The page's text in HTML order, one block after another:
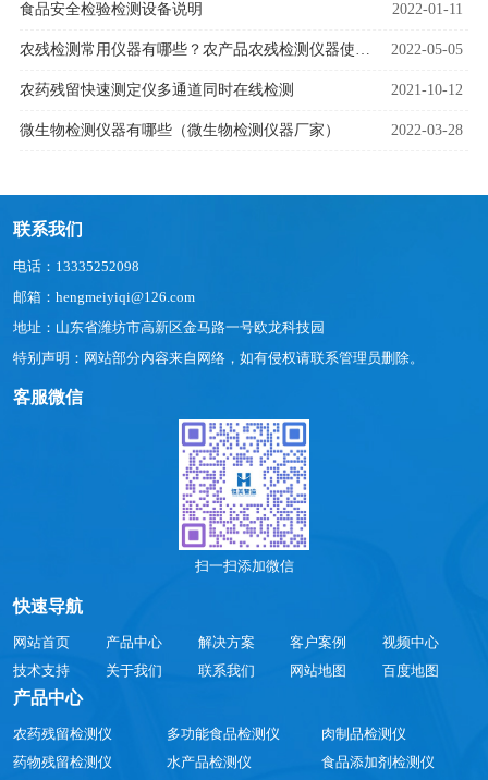
食品安全检验检测设备说明 2022-01-11
农残检测常用仪器有哪些？农产品农残检测仪器使用技巧 2022-05-05
农药残留快速测定仪多通道同时在线检测 2021-10-12
微生物检测仪器有哪些（微生物检测仪器厂家） 2022-03-28
联系我们
电话：13335252098
邮箱：hengmeiyiqi@126.com
地址：山东省潍坊市高新区金马路一号欧龙科技园
特别声明：网站部分内容来自网络，如有侵权请联系管理员删除。
客服微信
扫一扫添加微信
快速导航
网站首页 产品中心 解决方案 客户案例
视频中心
技术支持
关于我们 联系我们 网站地图 百度地图
产品中心
农药残留检测仪 多功能食品检测仪
肉制品检测仪
药物残留检测仪
水产品检测仪 食品添加剂检测仪